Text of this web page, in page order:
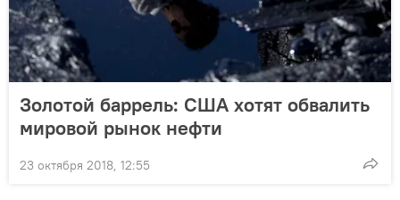
Золотой баррель: США хотят обвалить
мировой рынок нефти
23 октября 2018, 12:55